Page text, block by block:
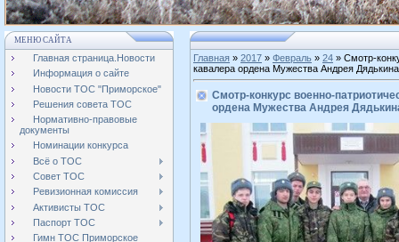
МЕНЮ САЙТА
Главная страница.Новости
Информация о сайте
Новости ТОС "Приморское"
Решения совета ТОС
Нормативно-правовые
документы
Номинации конкурса
Всё о ТОС
Совет ТОС
Ревизионная комиссия
Активисты ТОС
Паспорт ТОС
Гимн ТОС Приморское
Главная » 2017 » Февраль » 24 » Смотр-
кавалера ордена Мужества Андрея
Смотр-конкурс военно-
ордена Мужества Андрея